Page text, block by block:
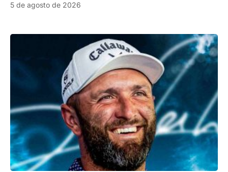
5 de agosto de 2026